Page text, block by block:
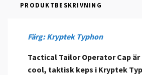
PRODUKTBESKRIVNING
Färg: Kryptek Typhon
Tactical Tailor Operator Cap är
cool, taktisk keps i Kryptek